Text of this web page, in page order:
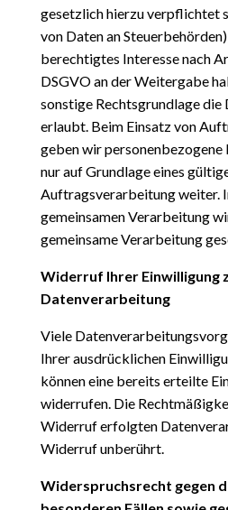
gesetzlich hierzu verpflichtet
von Daten an
berechtigtes Interesse nach
DSGVO an der Weitergabe
sonstige Rechtsgrundlage
erlaubt. Beim Einsatz von
geben wir personenbezogene
nur auf Grundlage eines
Auftragsverarbeitung weiter.
gemeinsamen Verarbeitung
gemeinsame Verarbeitung
Widerruf Ihrer Einwilligung
Datenverarbeitung
Viele
Ihrer ausdrücklichen
können eine bereits erteilte
widerrufen. Die
Widerruf erfolgten
Widerruf unberührt.
Widerspruchsrecht gegen